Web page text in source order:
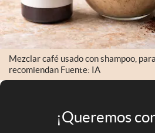
El Cronista Studio
Mediakit
abre en nueva pestaña
Argentina
Mezclar café usado con shampoo,
recomiendan Fuente: IA
¡Queremos